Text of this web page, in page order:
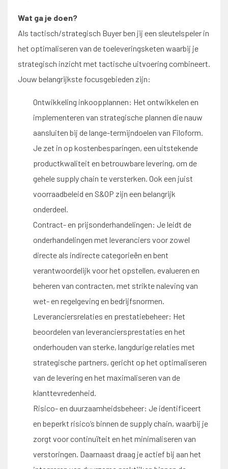
Wat ga je doen?
Als tactisch/strategisch Buyer ben jij een sleutelspeler in
het optimaliseren van de toeleveringsketen waarbij je
strategisch inzicht met tactische uitvoering combineert.
Jouw belangrijkste focusgebieden zijn:
Ontwikkeling inkoopplannen: Het ontwikkelen en
implementeren van strategische plannen die nauw
aansluiten bij de lange-termijndoelen van Filoform.
Je zet in op kostenbesparingen, een uitstekende
productkwaliteit en betrouwbare levering, om de
gehele supply chain te versterken. Ook een juist
voorraadbeleid en S&OP zijn een belangrijk
onderdeel.
Contract- en prijsonderhandelingen: Je leidt de
onderhandelingen met leveranciers voor zowel
directe als indirecte categorieën en bent
verantwoordelijk voor het opstellen, evalueren en
beheren van contracten, met strikte naleving van
wet- en regelgeving en bedrijfsnormen.
Leveranciersrelaties en prestatiebeheer: Het
beoordelen van leveranciersprestaties en het
onderhouden van sterke, langdurige relaties met
strategische partners, gericht op het optimaliseren
van de levering en het maximaliseren van de
klanttevredenheid.
Risico- en duurzaamheidsbeheer: Je identificeert
en beperkt risico’s binnen de supply chain, waarbij je
zorgt voor continuïteit en het minimaliseren van
verstoringen. Daarnaast draag je actief bij aan het